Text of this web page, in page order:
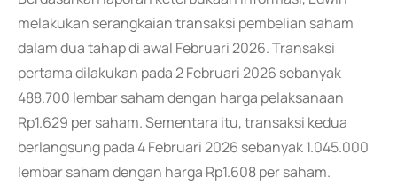
melakukan serangkaian transaksi pembelian saham
dalam dua tahap di awal Februari 2026. Transaksi
pertama dilakukan pada 2 Februari 2026 sebanyak
488.700 lembar saham dengan harga pelaksanaan
Rp1.629 per saham. Sementara itu, transaksi kedua
berlangsung pada 4 Februari 2026 sebanyak 1.045.000
lembar saham dengan harga Rp1.608 per saham.